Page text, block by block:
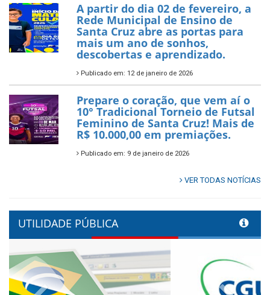
A partir do dia 02 de fevereiro, a
Rede Municipal de Ensino de
Santa Cruz abre as portas para
mais um ano de sonhos,
descobertas e aprendizado.
Publicado em: 12 de janeiro de 2026
Prepare o coração, que vem aí o
10° Tradicional Torneio de Futsal
Feminino de Santa Cruz! Mais de
R$ 10.000,00 em premiações.
Publicado em: 9 de janeiro de 2026
VER TODAS NOTÍCIAS
UTILIDADE PÚBLICA